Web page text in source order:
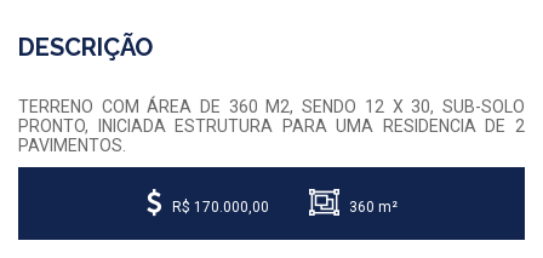
DESCRIÇÃO
TERRENO COM ÁREA DE 360 M2, SENDO 12 X 30, SUB-SOLO
PRONTO, INICIADA ESTRUTURA PARA UMA RESIDENCIA DE 2
PAVIMENTOS.
R$ 170.000,00 360 m²